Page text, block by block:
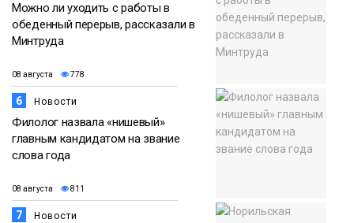
Можно ли уходить с работы в
обеденный перерыв, рассказали в
Минтруда
08 августа 778
6 Новости
Филолог назвала «нишевый»
главным кандидатом на звание
слова года
08 августа 811
7 Новости